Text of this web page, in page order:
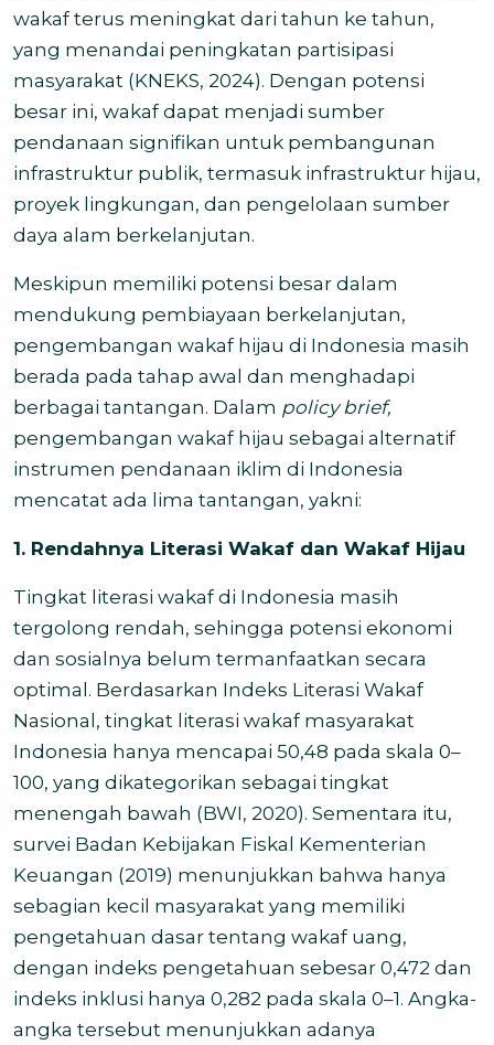
wakaf terus meningkat dari tahun ke tahun,
yang menandai peningkatan partisipasi
masyarakat (KNEKS, 2024). Dengan potensi
besar ini, wakaf dapat menjadi sumber
pendanaan signifikan untuk pembangunan
infrastruktur publik, termasuk infrastruktur hijau,
proyek lingkungan, dan pengelolaan sumber
daya alam berkelanjutan.
Meskipun memiliki potensi besar dalam
mendukung pembiayaan berkelanjutan,
pengembangan wakaf hijau di Indonesia masih
berada pada tahap awal dan menghadapi
berbagai tantangan. Dalam policy brief,
pengembangan wakaf hijau sebagai alternatif
instrumen pendanaan iklim di Indonesia
mencatat ada lima tantangan, yakni:
1. Rendahnya Literasi Wakaf dan Wakaf Hijau
Tingkat literasi wakaf di Indonesia masih
tergolong rendah, sehingga potensi ekonomi
dan sosialnya belum termanfaatkan secara
optimal. Berdasarkan Indeks Literasi Wakaf
Nasional, tingkat literasi wakaf masyarakat
Indonesia hanya mencapai 50,48 pada skala 0–
100, yang dikategorikan sebagai tingkat
menengah bawah (BWI, 2020). Sementara itu,
survei Badan Kebijakan Fiskal Kementerian
Keuangan (2019) menunjukkan bahwa hanya
sebagian kecil masyarakat yang memiliki
pengetahuan dasar tentang wakaf uang,
dengan indeks pengetahuan sebesar 0,472 dan
indeks inklusi hanya 0,282 pada skala 0–1. Angka-
angka tersebut menunjukkan adanya